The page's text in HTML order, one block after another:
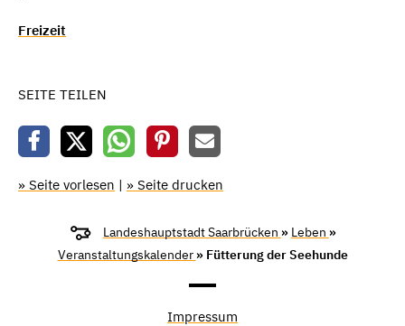
Freizeit
SEITE TEILEN
» Seite vorlesen | » Seite drucken
Landeshauptstadt Saarbrücken » Leben »
Veranstaltungskalender » Fütterung der Seehunde
Impressum